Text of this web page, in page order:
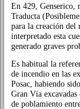
En 429, Genserico,
Traducta
para la creación del
interpretado esta
generado graves
Es habitual la
de incendio en las
Posac, habiendo
Gran Vía excavadas
de poblamiento